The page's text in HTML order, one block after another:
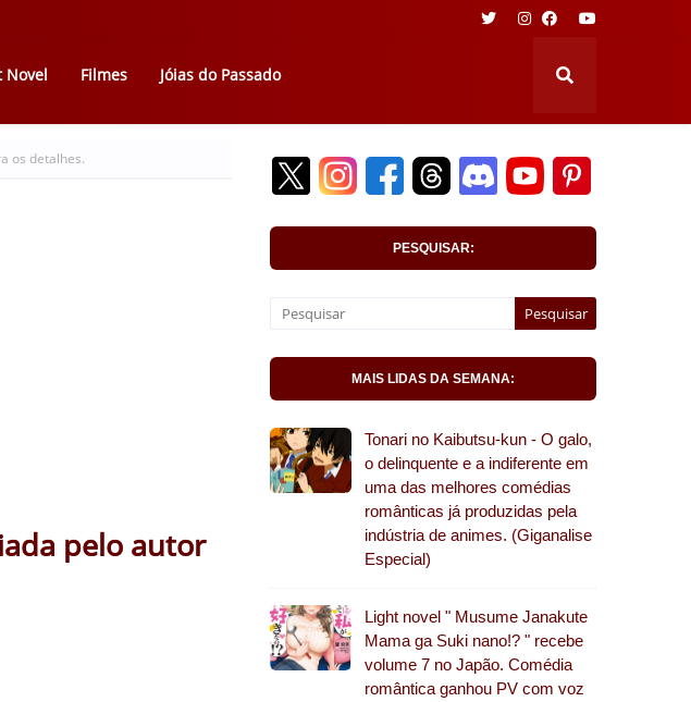
Novel Filmes Jóias do Passado
os detalhes.
pelo autor
PESQUISAR:
MAIS LIDAS DA SEMANA:
Tonari no Kaibutsu-kun - O galo,
o delinquente e a indiferente em
uma das melhores comédias
românticas já produzidas pela
indústria de animes. (Giganalise
Especial)
Light novel " Musume Janakute
Mama ga Suki nano!? " recebe
volume 7 no Japão. Comédia
romântica ganhou PV com voz